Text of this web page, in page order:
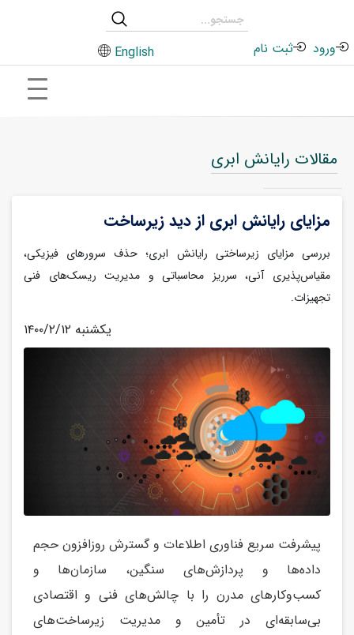
ورود ثبت نام English
مقالات رایانش ابری
مزایای رایانش ابری از دید زیرساخت
بررسی مزایای زیرساختی رایانش ابری؛ حذف سرورهای فیزیکی،
مقیاس‌پذیری آنی، سرریز محاسباتی و مدیریت ریسک‌های فنی
تجهیزات.
۱۴۰۰/۲/۱۲ یکشنبه
پیشرفت سریع فناوری اطلاعات و گسترش روزافزون حجم
داده‌ها و پردازش‌های سنگین، سازمان‌ها و
کسب‌وکارهای مدرن را با چالش‌های فنی و اقتصادی
بی‌سابقه‌ای در تأمین و مدیریت زیرساخت‌های